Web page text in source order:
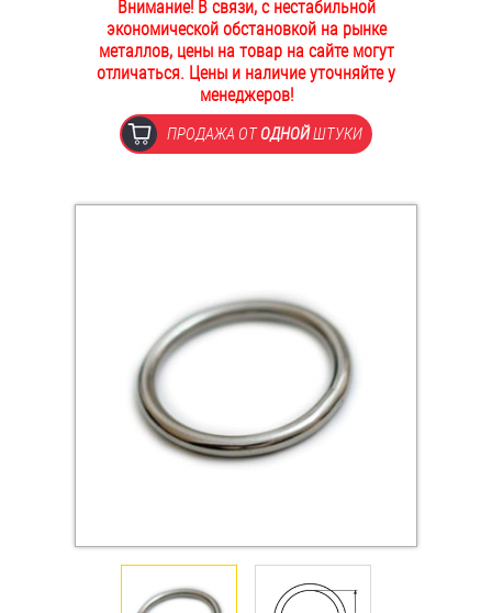
ОПЛАТА И ДОСТАВКА
НАШИ МАГАЗИНЫ
Втулки
Дюймовый крепёж
Инструмент
Крюки, кольца с метрической резьбой
Крюки, кольца с шурупной резьбой
Оснастка и аксессуары для яхт
Внимание! В связи, с нестабильной
экономической обстановкой на рынке
металлов, цены на товар на сайте могут
отличаться. Цены и наличие уточняйте у
менеджеров!
ПРОДАЖА ОТОДНОЙШТУКИ